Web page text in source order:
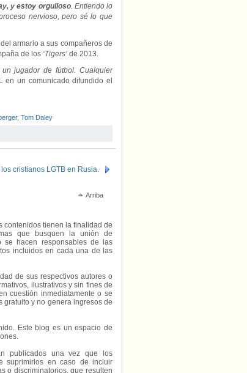
y estoy orgulloso. Entiendo lo
nervioso, pero sé lo que
armario a sus compañeros de
de los ‘Tigers’ de 2013.
jugador de fútbol. Cualquier
en un comunicado difundido el
, Tom Daley
cristianos LGTB en Rusia.
Arriba
contenidos tienen la finalidad de
que busquen la unión de
se hacen responsables de las
incluidos en cada una de las
de sus respectivos autores o
ilustrativos y sin fines de
cuestión inmediatamente o se
gratuito y no genera ingresos de
Este blog es un espacio de
publicados una vez que los
suprimirlos en caso de incluir
o discriminatorios, que resulten